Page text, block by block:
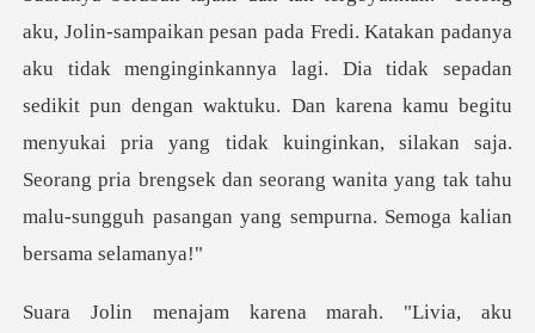
nnya lagi. Dia tidak sepadan
sedikit pun dengan waktuku. Dan karena kamu begitu
menyukai pria yang tidak kuinginkan, silakan saj
. "Livia, aku